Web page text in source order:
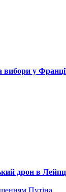
вибори у
дрон в